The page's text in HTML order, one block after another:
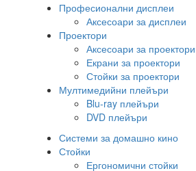
Професионални дисплеи
Аксесоари за дисплеи
Проектори
Аксесоари за проектори
Екрани за проектори
Стойки за проектори
Мултимедийни плейъри
Blu-ray плейъри
DVD плейъри
Системи за домашно кино
Стойки
Ергономични стойки